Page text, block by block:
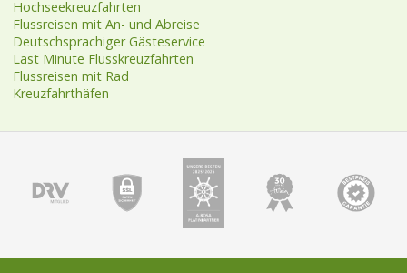
Hochseekreuzfahrten
Flussreisen mit An- und Abreise
Deutschsprachiger Gästeservice
Last Minute Flusskreuzfahrten
Flussreisen mit Rad
Kreuzfahrthäfen